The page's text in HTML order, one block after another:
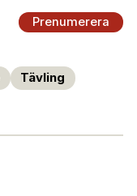
Prenumerera
Tävling